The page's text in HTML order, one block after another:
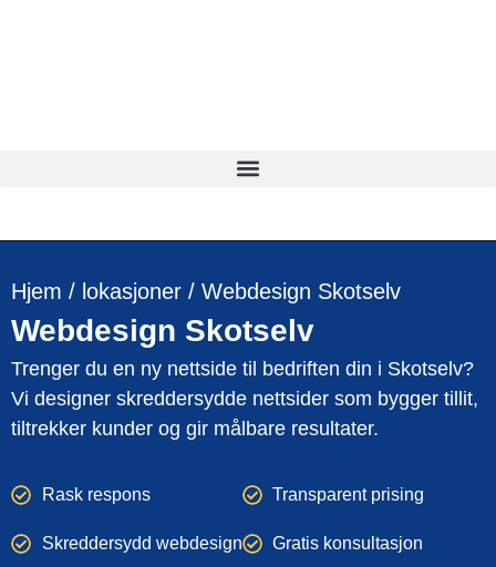
Hjem / lokasjoner / Webdesign Skotselv
Webdesign Skotselv
Trenger du en ny nettside til bedriften din i Skotselv?
Vi designer skreddersydde nettsider som bygger tillit,
tiltrekker kunder og gir målbare resultater.
Rask respons
Skreddersydd webdesign
Transparent prising
Gratis konsultasjon